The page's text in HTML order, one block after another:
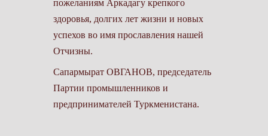
пожеланиям Аркадагу крепкого
здоровья, долгих лет жизни и новых
успехов во имя прославления нашей
Отчизны.
Сапармырат ОВГАНОВ, председатель
Партии промышленников и
предпринимателей Туркменистана.